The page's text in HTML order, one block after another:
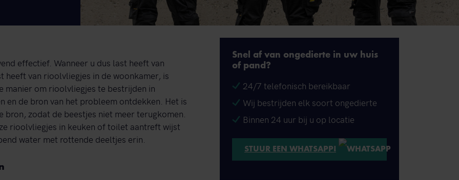
effectief. Wanneer u dus last heeft van
van rioolvliegjes in de woonkamer, is
om rioolvliegjes te bestrijden in
de bron van het probleem ontdekken. Het is
zodat de beestjes niet meer terugkomen.
rioolvliegjes in keuken of toilet aantreft wijst
water met rottende deeltjes erin.
Snel af van ongedierte in uw huis
of pand?
24/7 telefonisch bereikbaar
Wij bestrijden elk soort ongedierte
Binnen 24 uur bij u op locatie
STUUR EEN WHATSAPP!